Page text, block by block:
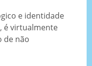
e identidade
é virtualmente
de não